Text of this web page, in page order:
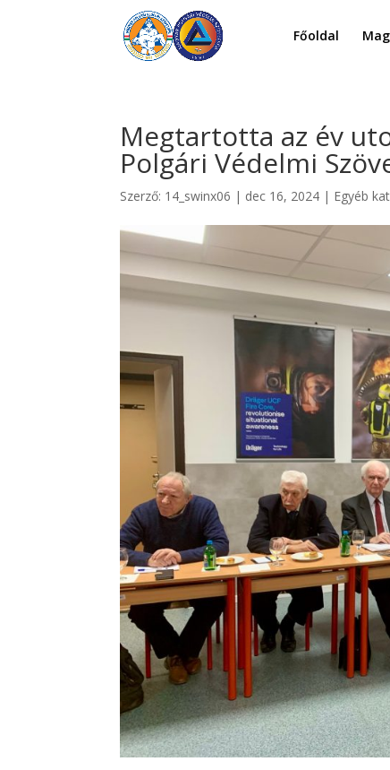
Főoldal
Megtartotta az év
Polgári Védelmi
Szerző: 14_swinx06 | dec 16, 2024 | Egyéb